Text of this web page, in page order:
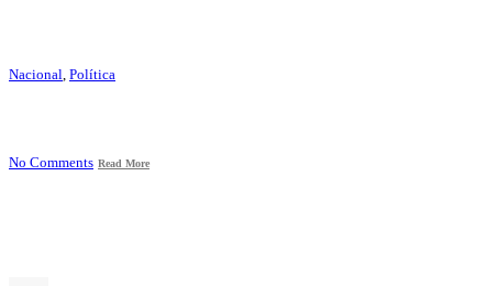
Nacional, Política
No Comments Read More